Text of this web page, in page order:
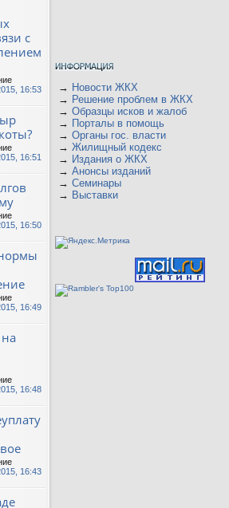
с
16:53
16:51
16:50
16:49
16:48
16:43
→ Новости ЖКХ
→ Решение проблем в ЖКХ
→ Образцы исков и жалоб
→ Порталы в помощь
→ Органы гос. власти
→ Жилищный кодекс
→ Издания о ЖКХ
→ Анонсы изданий
→ Семинары
→ Выставки